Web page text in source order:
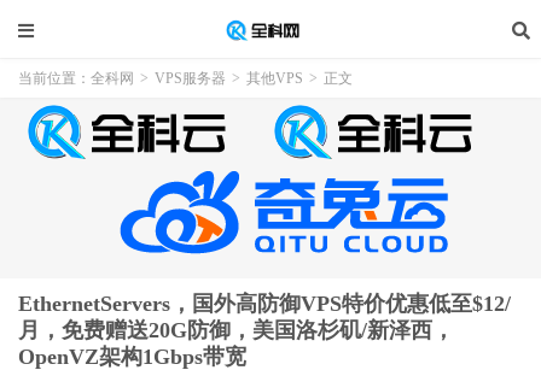
当前位置： 全科网 > VPS服务器 > 其他VPS > 正文
EthernetServers，国外高防御VPS特价优惠低至$12/
月，免费赠送20G防御，美国洛杉矶/新泽西，
OpenVZ架构1Gbps带宽